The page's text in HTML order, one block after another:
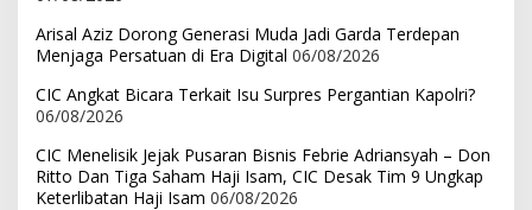
Arisal Aziz Dorong Generasi Muda Jadi Garda Terdepan
Menjaga Persatuan di Era Digital 06/08/2026
CIC Angkat Bicara Terkait Isu Surpres Pergantian Kapolri?
06/08/2026
CIC Menelisik Jejak Pusaran Bisnis Febrie Adriansyah – Don
Ritto Dan Tiga Saham Haji Isam, CIC Desak Tim 9 Ungkap
Keterlibatan Haji Isam 06/08/2026